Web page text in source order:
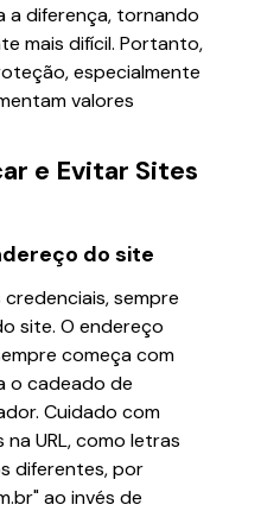
a diferença, tornando
mais difícil. Portanto,
especialmente
valores
e Evitar Sites
do site
sempre
site. O endereço
começa com
o cadeado de
Cuidado com
URL, como letras
diferentes, por
ao invés de